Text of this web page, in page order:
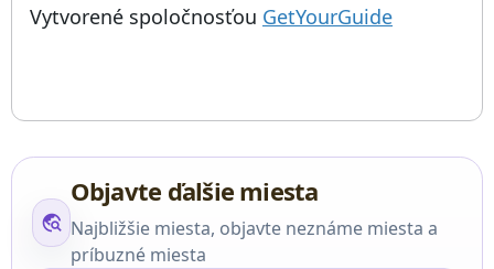
Things to do near Pamätník Pilgrim Fathers, Mayflower
Vytvorené spoločnosťou GetYourGuide; otvorí sa
travel_explore
Objavte ďalšie miesta
Najbližšie miesta, objavte neznáme miesta a
príbuzné miesta